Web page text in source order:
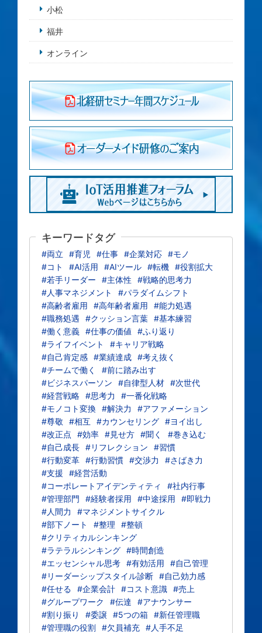
小松
福井
オンライン
キーワードタグ
#両立 #育児 #仕事 #企業対応 #モノ
#コト
#AI活用 #AIツール #転機 #役割拡大
#若手リーダー
#主体性
#戦略的思考力
#人事マネジメント
#パラダイムシフト
#高齢者雇用
#高年齢者雇用
#能力処遇
#職務処遇
#クッション言葉 #基本練習
#働く意義 #仕事の価値
#ふり返り
#ライフイベント
#キャリア戦略
#自己肯定感 #業績達成 #考え抜く
#チームで働く
#前に踏み出す
#ビジネスパーソン
#自律型人材 #次世代
#経営戦略 #思考力
#一番化戦略
#モノコト変換 #解決力
#アファメーション
#尊敬
#相互 #カウンセリング #ヨイ出し
#改正点
#効率 #見せ方 #聞く
#巻き込む
#自己成長 #リフレクション
#習慣
#行動変革 #行動習慣 #交渉力
#さばき力
#支援
#経営活動
#コーポレートアイデンティティ
#社内行事
#管理部門
#経験者採用 #中途採用
#即戦力
#人間力
#マネジメントサイクル
#部下ノート
#整理
#整頓
#クリティカルシンキング
#ラテラルシンキング #時間創造
#エッセンシャル思考 #有効活用
#自己管理
#リーダーシップスタイル診断 #自己効力感
#任せる
#企業会計 #コスト意識 #売上
#グループワーク
#伝達
#アナウンサー
#割り振り
#委譲 #5つの箱 #新任管理職
#管理職の役割 #欠員補充 #人手不足